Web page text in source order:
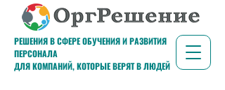
РЕШЕНИЯ В СФЕРЕ ОБУЧЕНИЯ И РАЗВИТИЯ
ПЕРСОНАЛА
ДЛЯ КОМПАНИЙ, КОТОРЫЕ ВЕРЯТ В ЛЮДЕЙ